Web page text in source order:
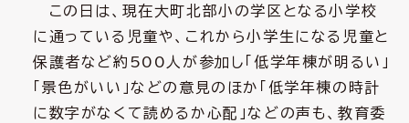
この日は、現在大町北部小の学区となる小学校
に通っている児童や、これから小学生になる児童と
保護者など約500人が参加し「低学年棟が明るい」
「景色がいい」などの意見のほか「低学年棟の時計
に数字がなくて読めるか心配」などの声も、教育委